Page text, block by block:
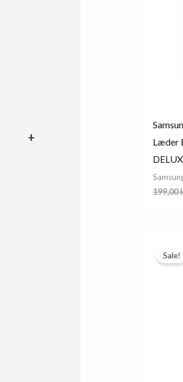
+
Læder
199,00
Sale!